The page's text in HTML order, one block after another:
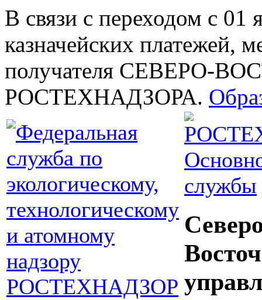
В связи с переходом с 01
казначейских платежей,
получателя СЕВЕРО-
РОСТЕХНАДЗОРА.
службы